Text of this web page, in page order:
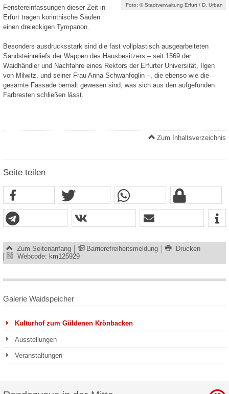
Foto: © Stadtverwaltung Erfurt / D. Urban
Fenstereinfassungen dieser Zeit in
Erfurt tragen korinthische Säulen
einen dreieckigen Tympanon.
Besonders ausdrucksstark sind die fast vollplastisch ausgearbeiteten
Sandsteinreliefs der Wappen des Hausbesitzers – seit 1569 der
Waidhändler und Nachfahre eines Rektors der Erfurter Universität, Ilgen
von Milwitz, und seiner Frau Anna Schwanfoglin –, die ebenso wie die
gesamte Fassade bemalt gewesen sind, was sich aus den aufgefunden
Farbresten schließen lässt.
Zum Inhaltsverzeichnis
Seite teilen
Zum Seitenanfang Barrierefreiheitsmeldung
Drucken
Webcode: km125929
Galerie Waidspeicher
Kulturhof zum Güldenen Krönbacken
Ausstellungen
Veranstaltungen